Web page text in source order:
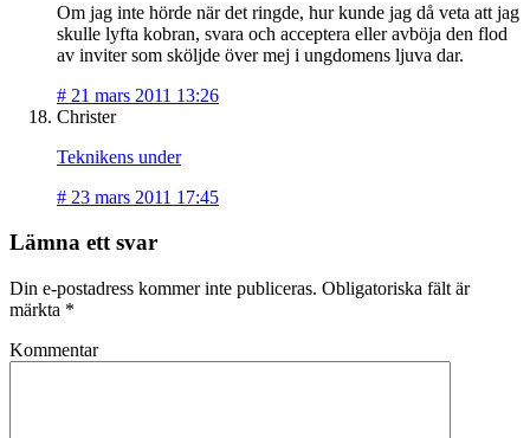
Om jag inte hörde när det ringde, hur kunde jag då veta att jag
skulle lyfta kobran, svara och acceptera eller avböja den flod
av inviter som sköljde över mej i ungdomens ljuva dar.
# 21 mars 2011 13:26
Christer
Teknikens under
# 23 mars 2011 17:45
Lämna ett svar
Din e-postadress kommer inte publiceras. Obligatoriska fält är
märkta *
Kommentar